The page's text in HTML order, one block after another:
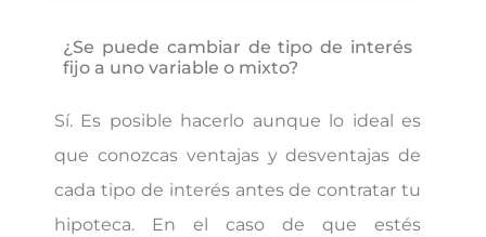
¿Se puede cambiar de tipo de interés
fijo a uno variable o mixto?
Sí. Es posible hacerlo aunque lo ideal es
que conozcas ventajas y desventajas de
cada tipo de interés antes de contratar tu
hipoteca. En el caso de que estés